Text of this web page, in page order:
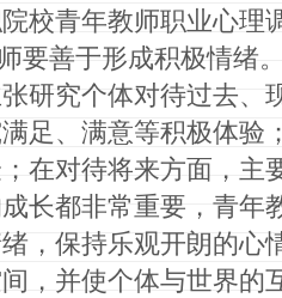
校青年教师职业心理
要善于形成积极情绪
研究个体对待过去、
足、满意等积极体验
在对待将来方面，主
长都非常重要，青年
，保持乐观开朗的心
，并使个体与世界的